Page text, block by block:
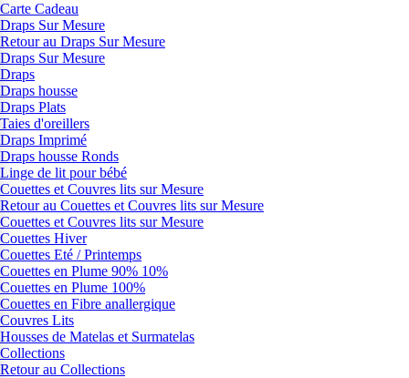
Carte Cadeau
Draps Sur Mesure
Retour au Draps Sur Mesure
Draps Sur Mesure
Draps
Draps housse
Draps Plats
Taies d'oreillers
Draps Imprimé
Draps housse Ronds
Linge de lit pour bébé
Couettes et Couvres lits sur Mesure
Retour au Couettes et Couvres lits sur Mesure
Couettes et Couvres lits sur Mesure
Couettes Hiver
Couettes Eté / Printemps
Couettes en Plume 90% 10%
Couettes en Plume 100%
Couettes en Fibre anallergique
Couvres Lits
Housses de Matelas et Surmatelas
Collections
Retour au Collections